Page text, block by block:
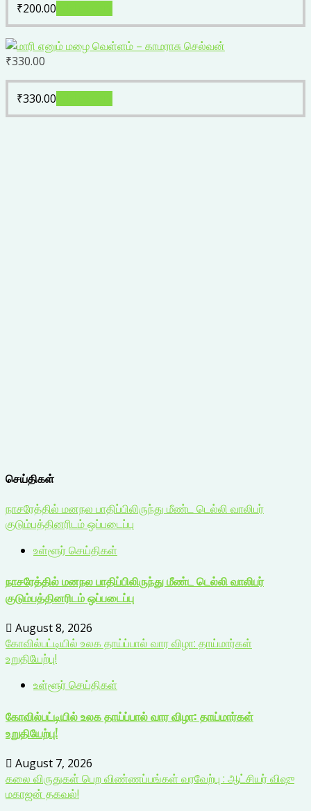
₹200.00
₹330.00
₹330.00
செய்திகள்
நாசரேத்தில் மனநல பாதிப்பிலிருந்து மீண்ட டெல்லி வாலிபர்
குடும்பத்தினரிடம் ஒப்படைப்பு
உள்ளூர் செய்திகள்
நாசரேத்தில் மனநல பாதிப்பிலிருந்து மீண்ட டெல்லி வாலிபர்
குடும்பத்தினரிடம் ஒப்படைப்பு
August 8, 2026
கோவில்பட்டியில் உலக தாய்ப்பால் வார விழா: தாய்மார்கள்
உறுதியேற்பு!
உள்ளூர் செய்திகள்
கோவில்பட்டியில் உலக தாய்ப்பால் வார விழா: தாய்மார்கள்
உறுதியேற்பு!
August 7, 2026
கலை விருதுகள் பெற விண்ணப்பங்கள் வரவேற்பு : ஆட்சியர் விஷு
மகாஜன் தகவல்!